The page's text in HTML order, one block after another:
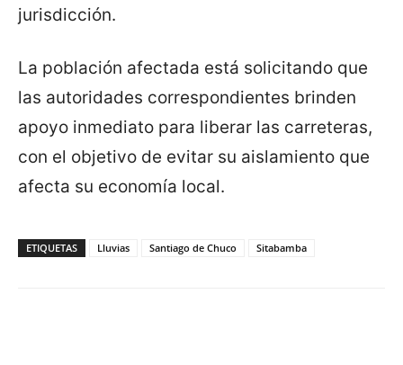
jurisdicción.
La población afectada está solicitando que
las autoridades correspondientes brinden
apoyo inmediato para liberar las carreteras,
con el objetivo de evitar su aislamiento que
afecta su economía local.
ETIQUETAS Lluvias Santiago de Chuco Sitabamba